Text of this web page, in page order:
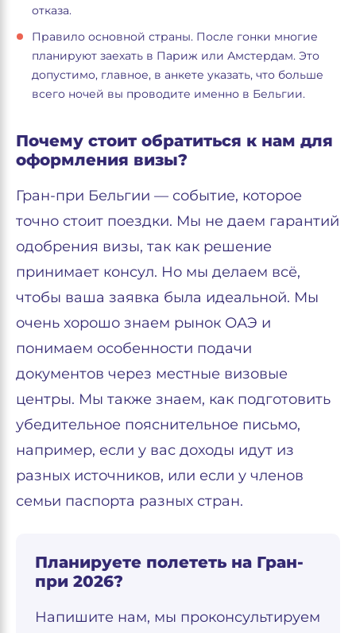
отказа.
Правило основной страны. После гонки многие
планируют заехать в Париж или Амстердам. Это
допустимо, главное, в анкете указать, что больше
всего ночей вы проводите именно в Бельгии.
Почему стоит обратиться к нам для
оформления визы?
Гран-при Бельгии — событие, которое
точно стоит поездки. Мы не даем гарантий
одобрения визы, так как решение
принимает консул. Но мы делаем всё,
чтобы ваша заявка была идеальной. Мы
очень хорошо знаем рынок ОАЭ и
понимаем особенности подачи
документов через местные визовые
центры. Мы также знаем, как подготовить
убедительное пояснительное письмо,
например, если у вас доходы идут из
разных источников, или если у членов
семьи паспорта разных стран.
Планируете полететь на Гран-
при 2026?
Напишите нам, мы проконсультируем